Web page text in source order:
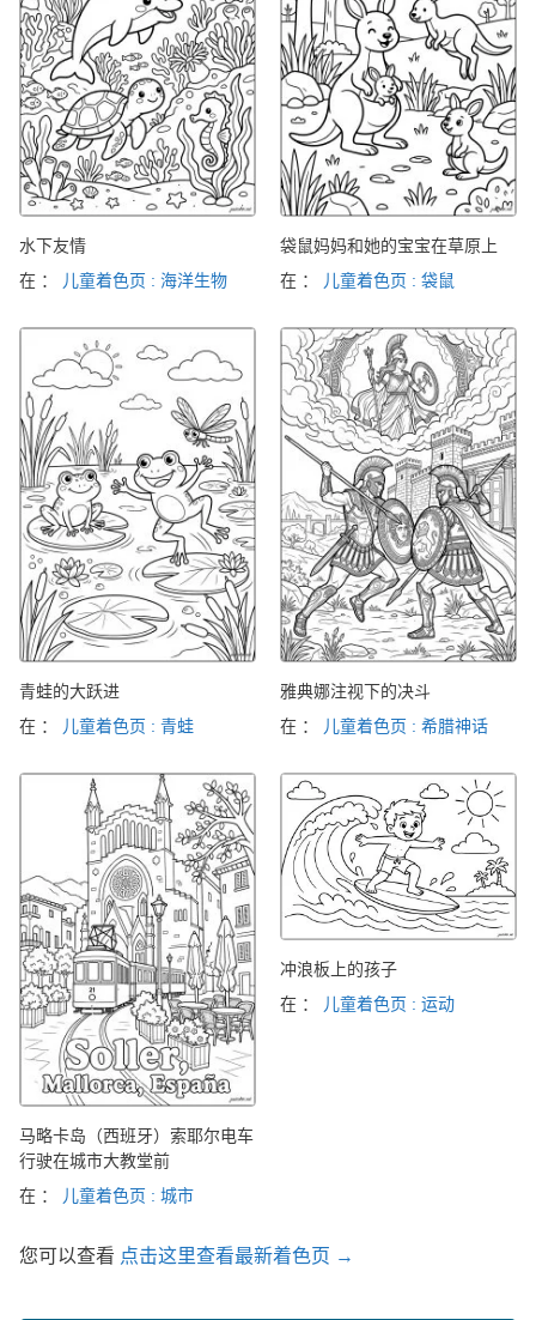
水下友情
在 ：
儿童着色页 : 海洋生物
袋鼠妈妈和她的宝宝在草原上
在 ：
儿童着色页 : 袋鼠
青蛙的大跃进
在 ：
儿童着色页 : 青蛙
雅典娜注视下的决斗
在 ：
儿童着色页 : 希腊神话
马略卡岛（西班牙）索耶尔电车
行驶在城市大教堂前
在 ：
儿童着色页 : 城市
冲浪板上的孩子
在 ：
儿童着色页 : 运动
您可以查看 点击这里查看最新着色页 →